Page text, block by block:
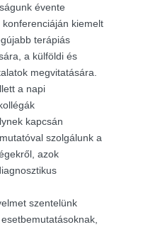
évente
kiemelt
terápiás
a külföldi és
megvitatására.
a napi
kapcsán
szolgálunk a
azok
szentelünk